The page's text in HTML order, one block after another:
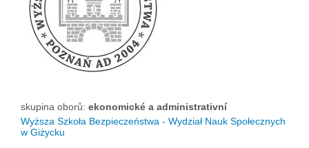
skupina oborů: ekonomické a administrativní
Wyższa Szkoła Bezpieczeństwa - Wydział Nauk Społecznych
w Giżycku